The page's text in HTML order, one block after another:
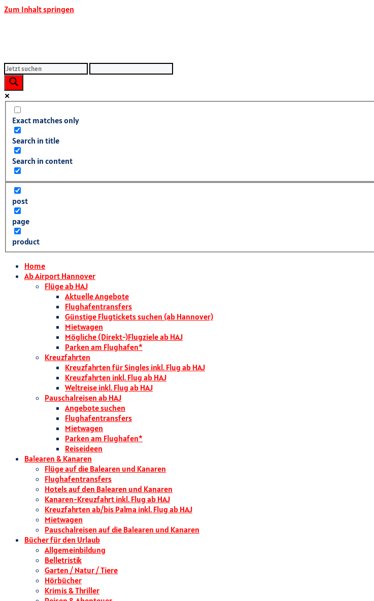
Zum Inhalt springen
Exact matches only
Search in title
Search in content
post
page
product
Home
Ab Airport Hannover
Flüge ab HAJ
Aktuelle Angebote
Flughafentransfers
Günstige Flugtickets suchen (ab Hannover)
Mietwagen
Mögliche (Direkt-)Flugziele ab HAJ
Parken am Flughafen*
Kreuzfahrten
Kreuzfahrten für Singles inkl. Flug ab HAJ
Kreuzfahrten inkl. Flug ab HAJ
Weltreise inkl. Flug ab HAJ
Pauschalreisen ab HAJ
Angebote suchen
Flughafentransfers
Mietwagen
Parken am Flughafen*
Reiseideen
Balearen & Kanaren
Flüge auf die Balearen und Kanaren
Flughafentransfers
Hotels auf den Balearen und Kanaren
Kanaren-Kreuzfahrt inkl. Flug ab HAJ
Kreuzfahrten ab/bis Palma inkl. Flug ab HAJ
Mietwagen
Pauschalreisen auf die Balearen und Kanaren
Bücher für den Urlaub
Allgemeinbildung
Belletristik
Garten / Natur / Tiere
Hörbücher
Krimis & Thriller